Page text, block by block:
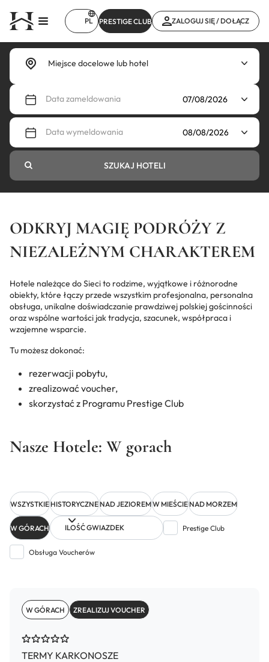
treści
PL PRESTIGE CLUB ZALOGUJ SIĘ / DOŁĄCZ
Data zameldowania
Data wymeldowania
SZUKAJ HOTELI
ODKRYJ MAGIĘ PODRÓŻY Z
NIEZALEŻNYM CHARAKTEREM
Hotele należące do Sieci to rodzime, wyjątkowe i różnorodne
obiekty, które łączy przede wszystkim profesjonalna, personalna
obsługa, unikalne doświadczanie prawdziwej polskiej gościnności
oraz wspólne wartości jak tradycja, szacunek, współpraca i
wzajemne wsparcie.
Tu możesz dokonać:
rezerwacji pobytu,
zrealizować voucher,
skorzystać z Programu Prestige Club
Nasze Hotele: W gorach
WSZYSTKIE HISTORYCZNE NAD JEZIOREMW MIEŚCIE NAD MORZEM
W GÓRACH ILOŚĆ GWIAZDEK Prestige Club
Obsługa Voucherów
W GÓRACH ZREALIZUJ VOUCHER
TERMY KARKONOSZE